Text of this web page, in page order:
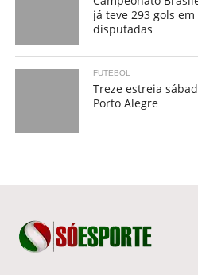
já teve 293 gols
disputadas
FUTEBOL
Treze estreia
Porto Alegre